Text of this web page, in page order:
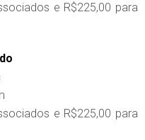
e R$225,00 para
e R$225,00 para